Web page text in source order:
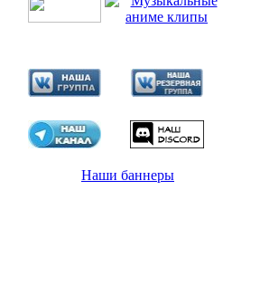
Наши баннеры